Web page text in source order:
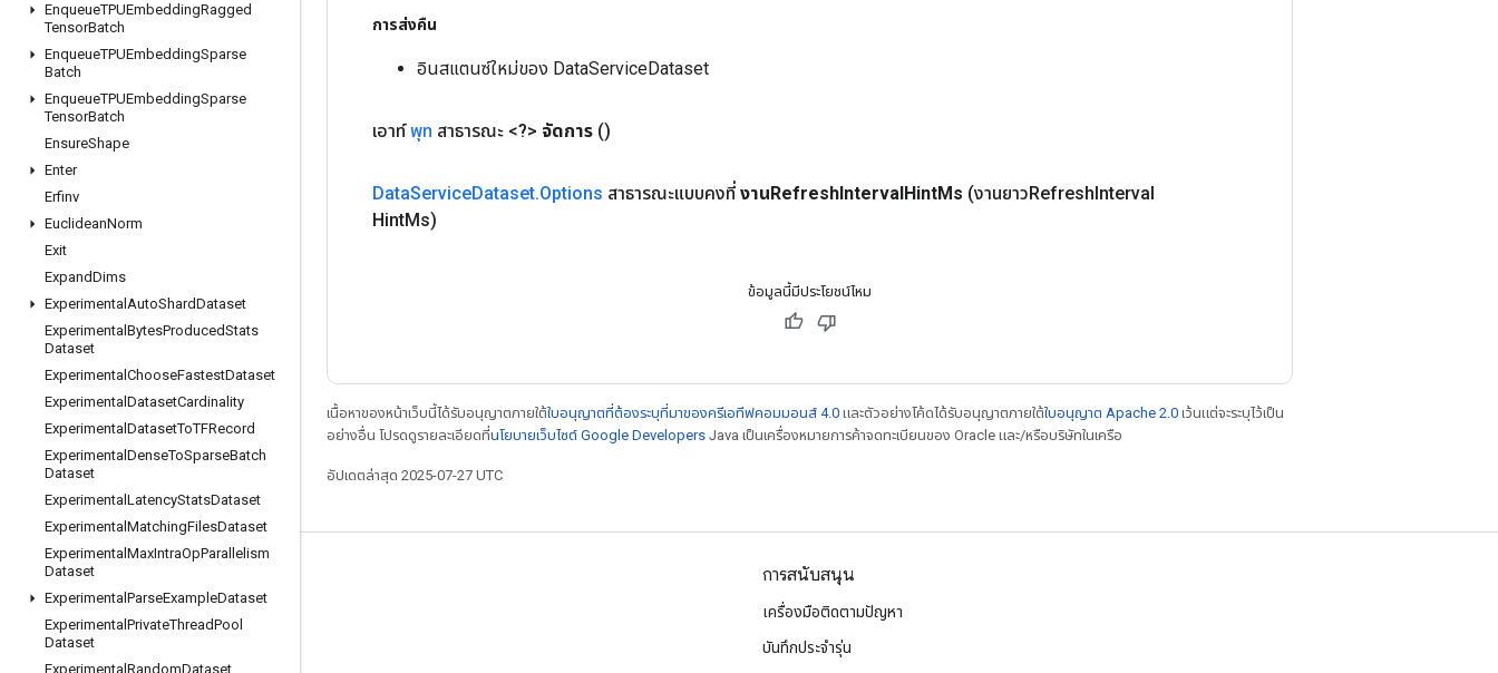
EnqueueTPUEmbeddingRagged
TensorBatch
EnqueueTPUEmbeddingSparse
Batch
EnqueueTPUEmbeddingSparse
TensorBatch
EnsureShape
Enter
Erfinv
EuclideanNorm
Exit
ExpandDims
Experimental AutoShardDataset
Experimental BytesProducedStats
Dataset
Experimental ChooseFastestDataset
Experimental DatasetCardinality
Experimental DatasetToTFRecord
Experimental DenseToSparseBatch
Dataset
Experimental LatencyStatsDataset
Experimental MatchingFilesDataset
Experimental MaxIntraOpParallelism
Dataset
Experimental ParseExampleDataset
Experimental PrivateThreadPool
Dataset
Experimental RandomDataset
การส่งคืน
อินสแตนซ์ใหม่ของ DataServiceDataset
เอาท์พุท สาธารณะ <?> จัดการ ()
DataServiceDataset.Options สาธารณะแบบคงที่ งานRefreshIntervalHintMs (งานยาวRefreshInterval
HintMs)
ข้อมูลนี้มีประโยชน์ไหม
เนื้อหาของหน้าเว็บนี้ได้รับอนุญาตภายใต้ใบอนุญาตที่ต้องระบุที่มาของครีเอทีฟคอมมอนส์ 4.0 และตัวอย่างโค้ดได้รับอนุญาตภายใต้ใบอนุญาต Apache 2.0 เว้นแต่จะระบุไว้เป็น
อย่างอื่น โปรดดูรายละเอียดที่นโยบายเว็บไซต์ Google Developers Java เป็นเครื่องหมายการค้าจดทะเบียนของ Oracle และ/หรือบริษัทในเครือ
อัปเดตล่าสุด 2025-07-27 UTC
เชื่อมต่อเสมอ
บล็อก
ฟอรัม
การสนับสนุน
เครื่องมือติดตามปัญหา
บันทึกประจำรุ่น